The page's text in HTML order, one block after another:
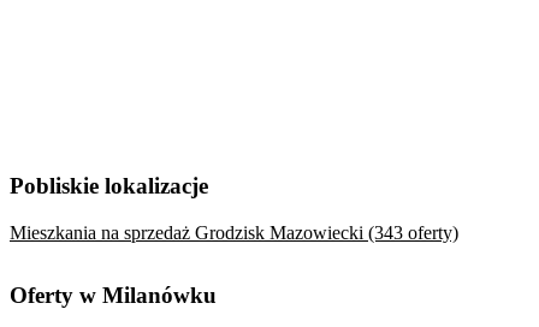
Pobliskie lokalizacje
Mieszkania na sprzedaż Grodzisk Mazowiecki (343 oferty)
Oferty w Milanówku